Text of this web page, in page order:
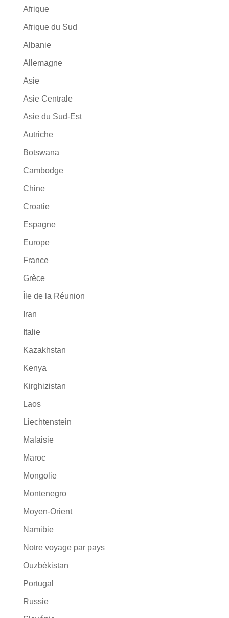
Afrique
Afrique du Sud
Albanie
Allemagne
Asie
Asie Centrale
Asie du Sud-Est
Autriche
Botswana
Cambodge
Chine
Croatie
Espagne
Europe
France
Grèce
Île de la Réunion
Iran
Italie
Kazakhstan
Kenya
Kirghizistan
Laos
Liechtenstein
Malaisie
Maroc
Mongolie
Montenegro
Moyen-Orient
Namibie
Notre voyage par pays
Ouzbékistan
Portugal
Russie